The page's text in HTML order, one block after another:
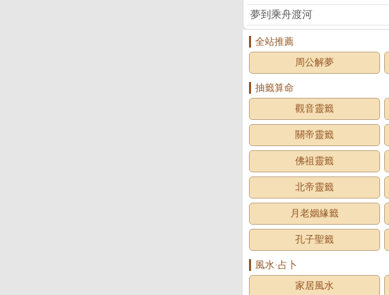
夢到乘舟渡河
全站推薦
周公解夢
抽籤算命
觀音靈籤
關帝靈籤
佛祖靈籤
北帝靈籤
月老姻緣籤
孔子聖籤
風水·占卜
家居風水